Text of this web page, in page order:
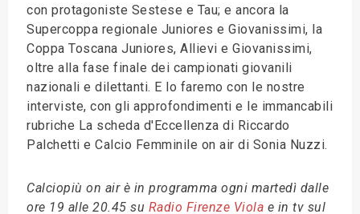
con protagoniste Sestese e Tau; e ancora la
Supercoppa regionale Juniores e Giovanissimi, la
Coppa Toscana Juniores, Allievi e Giovanissimi,
oltre alla fase finale dei campionati giovanili
nazionali e dilettanti. E lo faremo con le nostre
interviste, con gli approfondimenti e le immancabili
rubriche La scheda d'Eccellenza di Riccardo
Palchetti e Calcio Femminile on air di Sonia Nuzzi.
Calciopiù on air è in programma ogni martedì dalle
ore 19 alle 20.45 su Radio Firenze Viola e in tv sul